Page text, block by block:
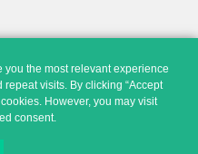
the most relevant experience
visits. By clicking “Accept
However, you may visit
consent.
傳理學院, 新聞系 |Privacy